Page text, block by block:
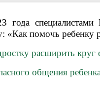
года специалистами
«Как помочь
расширить круг
общения